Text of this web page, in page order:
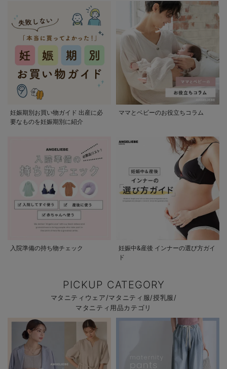
妊娠期別お買い物ガイド 出産に必
要なものを妊娠期別に紹介
ママとベビーのお役立ちコラム
入院準備の持ち物チェック
妊娠中&産後 インナーの選び方ガイ
ド
PICKUP CATEGORY
マタニティウェア/マタニティ服/授乳服/
マタニティ用品カテゴリ